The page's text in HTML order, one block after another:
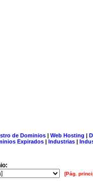
de Dominios| Web Hosting |
Expirados | Industrias |
[Pág.